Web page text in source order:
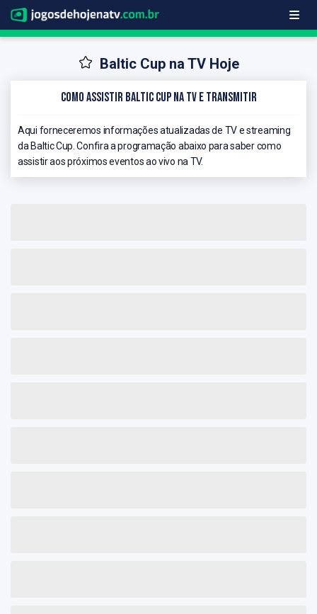
Baltic Cup na TV Hoje
Como Assistir Baltic Cup na TV e Transmitir
Aqui forneceremos informações atualizadas de TV e streaming
da Baltic Cup. Confira a programação abaixo para saber como
assistir aos próximos eventos ao vivo na TV.